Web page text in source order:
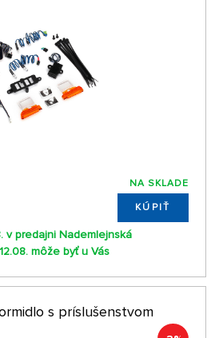
NA SKLADE
KÚPIŤ
v predajni Nademlejnská
môže byť u Vás
s príslušenstvom